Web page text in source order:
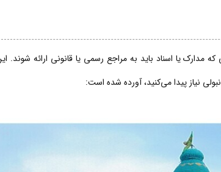
مدارک یا اسناد باید به مراجع رسمی یا قانونی ارائه
نیاز پیدا می‌کنید، آورده شده است: